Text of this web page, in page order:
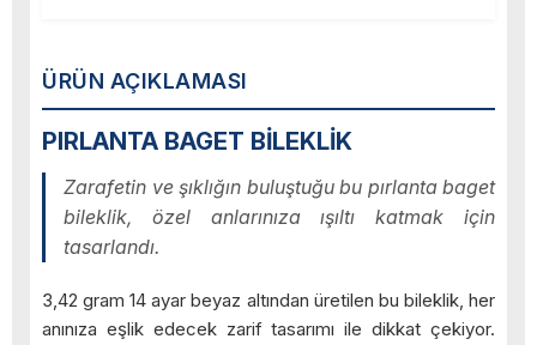
ÜRÜN AÇIKLAMASI
PIRLANTA BAGET BİLEKLİK
Zarafetin ve şıklığın buluştuğu bu pırlanta baget
bileklik, özel anlarınıza ışıltı katmak için
tasarlandı.
3,42 gram 14 ayar beyaz altından üretilen bu bileklik, her
anınıza eşlik edecek zarif tasarımı ile dikkat çekiyor.